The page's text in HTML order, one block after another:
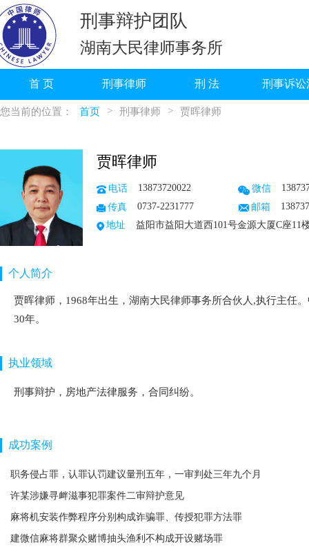
刑事辩护团队
湖南大民律师事务所
首 页 刑事律师 刑 法 刑事诉讼
您当前的位置： 首页 > 刑事律师 > 贾晖律师
贾晖律师
电话 13873720022 微信
传真
0737-2231777 邮箱
地址
益阳市益阳大道西101号金源大厦C座11
个人简介
贾晖律师，1968年出生，湖南大民律师事务所合伙人,执行主任
30年。
执业领域
刑事辩护，房地产法律服务，合同纠纷。
成功案例
职务侵占罪，认罪认罚建议量刑五年，一审判处三年九个月
许某涉嫌寻衅滋事犯罪案件二审辩护意见
麻将机安装作弊程序分别构成诈骗罪、传授犯罪方法罪
建微信麻将群聚众赌博抽头渔利不构成开设赌场罪